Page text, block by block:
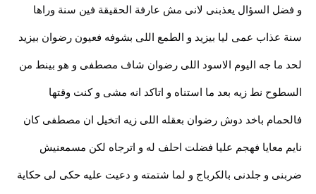
و فضل السؤال يعذبنى لانى مش عارفة الحقيقة فين سنة وراها
سنة عذاب عمى ليا بيزيد و الطمع اللى بشوفه فعيون رضوان بيزيد
لحد ما جه اليوم الاسود اللى رضوان شاف مصطفى و هو بينط من
السطوح نط زيه بعد ما استناه و اتاكد انه مشى و كنت وقتها
فالحمام باخد دوش رضوان بعقله اللى زيه اتخيل ان مصطفى كان
نايم معايا فهجم عليا فضلت احلف له و اترجاه لكن مسمعنيش
ضربنى و جلدنى بالكرباج و لما شتمته و دعيت عليه حكى لى حكاية